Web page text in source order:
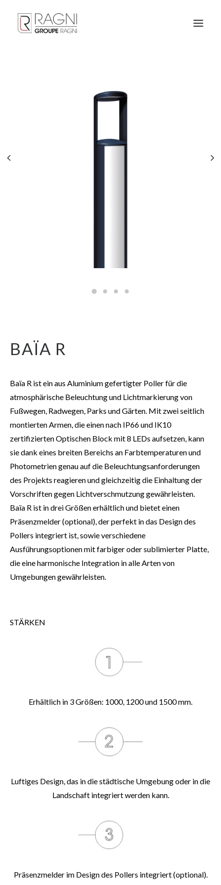
BAÏA R
Baïa R ist ein aus Aluminium gefertigter Poller für die
atmosphärische Beleuchtung und Lichtmarkierung von
Fußwegen, Radwegen, Parks und Gärten. Mit zwei seitlich
montierten Armen, die einen nach IP66 und IK10
zertifizierten Optischen Block mit 8 LEDs aufsetzen, kann
sie dank eines breiten Bereichs an Farbtemperaturen und
Photometrien genau auf die Beleuchtungsanforderungen
des Projekts reagieren und gleichzeitig die Einhaltung der
Vorschriften gegen Lichtverschmutzung gewährleisten.
Baïa R ist in drei Größen erhältlich und bietet einen
Präsenzmelder (optional), der perfekt in das Design des
Pollers integriert ist, sowie verschiedene
Ausführungsoptionen mit farbiger oder sublimierter Platte,
die eine harmonische Integration in alle Arten von
Umgebungen gewährleisten.
STÄRKEN
Erhältlich in 3 Größen: 1000, 1200 und 1500 mm.
Luftiges Design, das in die städtische Umgebung oder in die
Landschaft integriert werden kann.
Präsenzmelder im Design des Pollers integriert (optional).